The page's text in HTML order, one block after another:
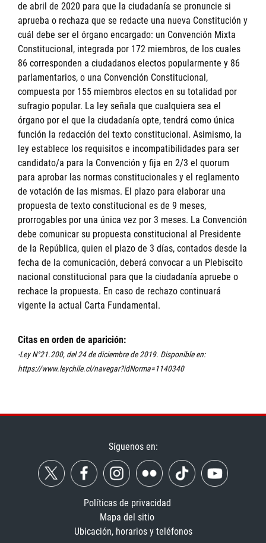
de abril de 2020 para que la ciudadanía se pronuncie si
aprueba o rechaza que se redacte una nueva Constitución y
cuál debe ser el órgano encargado: un Convención Mixta
Constitucional, integrada por 172 miembros, de los cuales
86 corresponden a ciudadanos electos popularmente y 86
parlamentarios, o una Convención Constitucional,
compuesta por 155 miembros electos en su totalidad por
sufragio popular. La ley señala que cualquiera sea el
órgano por el que la ciudadanía opte, tendrá como única
función la redacción del texto constitucional. Asimismo, la
ley establece los requisitos e incompatibilidades para ser
candidato/a para la Convención y fija en 2/3 el quorum
para aprobar las normas constitucionales y el reglamento
de votación de las mismas. El plazo para elaborar una
propuesta de texto constitucional es de 9 meses,
prorrogables por una única vez por 3 meses. La Convención
debe comunicar su propuesta constitucional al Presidente
de la República, quien el plazo de 3 días, contados desde la
fecha de la comunicación, deberá convocar a un Plebiscito
nacional constitucional para que la ciudadanía apruebe o
rechace la propuesta. En caso de rechazo continuará
vigente la actual Carta Fundamental.
Citas en orden de aparición:
-Ley N°21.200, del 24 de diciembre de 2019. Disponible en:
https://www.leychile.cl/navegar?idNorma=1140340
Síguenos en:
Políticas de privacidad
Mapa del sitio
Ubicación, horarios y teléfonos